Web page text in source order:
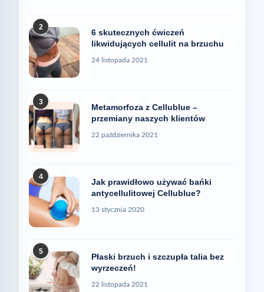
2
6 skutecznych ćwiczeń
likwidujących cellulit na brzuchu
24 listopada 2021
3
Metamorfoza z Cellublue –
przemiany naszych klientów
22 października 2021
4
Jak prawidłowo używać bańki
antycellulitowej Cellublue?
13 stycznia 2020
5
Płaski brzuch i szczupła talia bez
wyrzeczeń!
22 listopada 2021